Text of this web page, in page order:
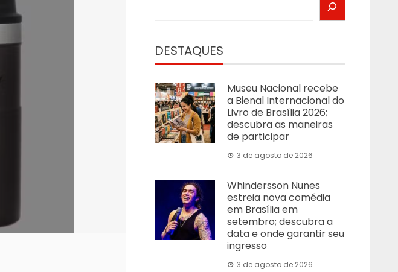
DESTAQUES
Museu Nacional recebe
a Bienal Internacional do
Livro de Brasília 2026;
descubra as maneiras
de participar
3 de agosto de 2026
Whindersson Nunes
estreia nova comédia
em Brasília em
setembro; descubra a
data e onde garantir seu
ingresso
3 de agosto de 2026